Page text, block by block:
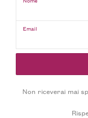
Email
Non riceverai mai